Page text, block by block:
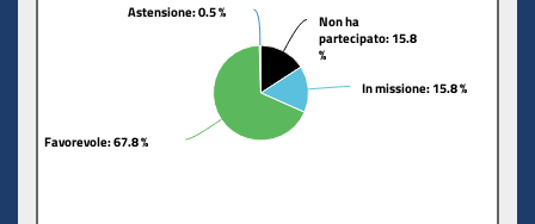
Non ha
partecipato: 15.8
%
Non ha
partecipato: 15.8
%
In missione: 15.8 %
In missione: 15.8 %
Favorevole: 67.8 %
Favorevole: 67.8 %
Astensione: 0.5 %
Astensione: 0.5 %